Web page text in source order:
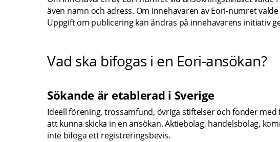
även namn och adress. Om innehavaren av Eori-numret
Uppgift om publicering kan ändras på innehavarens initiativ
Vad ska bifogas i en Eori-ansökan?
Sökande är etablerad i Sverige
Ideell förening, trossamfund, övriga stiftelser och fonder
att kunna skicka in en ansökan. Aktiebolag, handelsbolag,
inte bifoga ett registreringsbevis.